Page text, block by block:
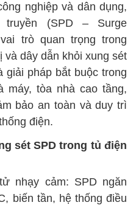
nghiệp và dân dụng,
(SPD – Surge
trò quan trọng trong
và dây dẫn khỏi xung sét
giải pháp bắt buộc trong
máy, tòa nhà cao tầng,
bảo an toàn và duy trì
điện.
sét SPD trong tủ điện
nhạy cảm: SPD ngăn
biến tần, hệ thống điều